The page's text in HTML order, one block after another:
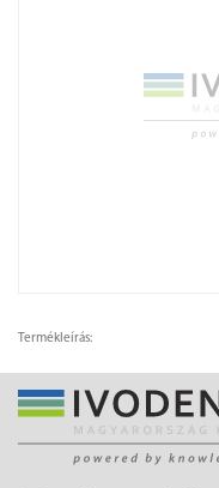
Termékleírás: